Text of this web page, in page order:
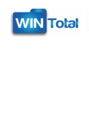
Inhalt
springen